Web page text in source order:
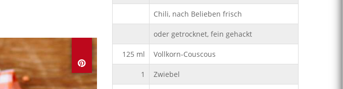
Chili, nach Belieben frisch
oder getrocknet, fein gehackt
125 ml Vollkorn-Couscous
1 Zwiebel